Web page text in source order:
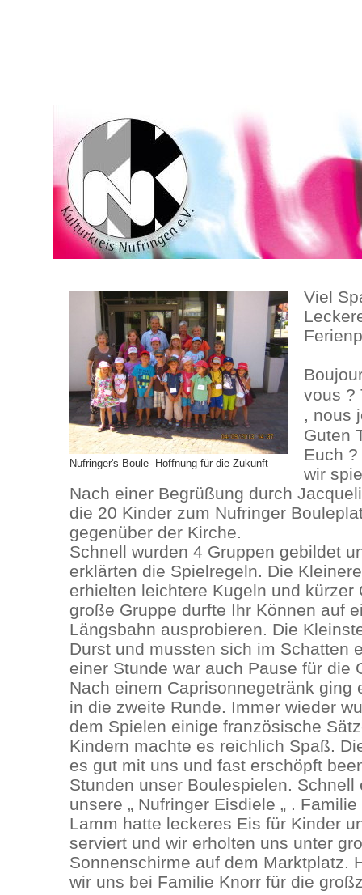
Nufringer's Boule- Hoffnung für die Zukunft
Viel
vous ?
, nous
Guten
Euch
wir
Nach einer Begrüßung durch
die 20 Kinder zum Nufringer
gegenüber der Kirche.
Schnell wurden 4 Gruppen gebildet
erklärten die Spielregeln. Die
erhielten leichtere Kugeln und kürzer
große Gruppe durfte Ihr Können auf
Längsbahn ausprobieren. Die
Durst und mussten sich im Schatten
einer Stunde war auch Pause für die
Nach einem Caprisonnegetränk ging
in die zweite Runde. Immer wieder
dem Spielen einige französische
Kindern machte es reichlich Spaß.
es gut mit uns und fast erschöpft
Stunden unser Boulespielen. Schnell
unsere „ Nufringer Eisdiele „ .
Lamm hatte leckeres Eis für Kinder
serviert und wir erholten uns unter
Sonnenschirme auf dem Marktplatz.
wir uns bei Familie Knorr für die